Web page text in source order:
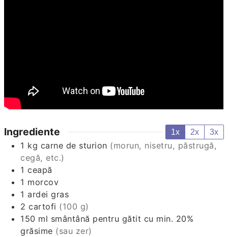
Ingrediente 1x 2x 3x
1 kg carne de sturion (morun, nisetru, păstrugă,
cegă, etc.)
1 ceapă
1 morcov
1 ardei gras
2 cartofi (100 g)
150 ml smântână pentru gătit cu min. 20%
grăsime (sau zer)